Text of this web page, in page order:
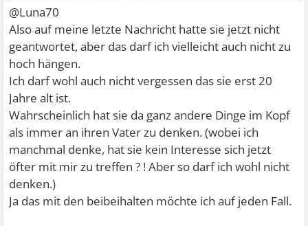
@Luna70
Also auf meine letzte Nachricht hatte sie jetzt nicht
geantwortet, aber das darf ich vielleicht auch nicht zu
hoch hängen.
Ich darf wohl auch nicht vergessen das sie erst 20
Jahre alt ist.
Wahrscheinlich hat sie da ganz andere Dinge im Kopf
als immer an ihren Vater zu denken. (wobei ich
manchmal denke, hat sie kein Interesse sich jetzt
öfter mit mir zu treffen ? ! Aber so darf ich wohl nicht
denken.)
Ja das mit den beibeihalten möchte ich auf jeden Fall.